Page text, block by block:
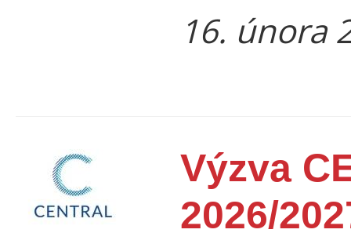
16. února
Výzva
2026/